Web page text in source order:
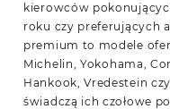
kierowców
roku czy preferujących
premium to modele
Michelin, Yokohama,
Hankook, Vredestein
świadczą ich czołowe